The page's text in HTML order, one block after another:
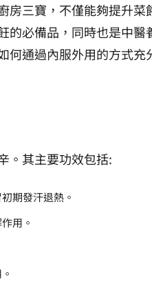
房三寶，不僅能夠提升菜
的必備品，同時也是中醫
何通過內服外用的方式充
。其主要功效包括:
期發汗退熱。
用。